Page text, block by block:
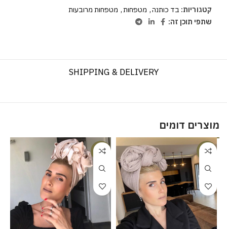
קטגוריות: בד כותנה, מטפחות, מטפחות מרובעות
שתפי תוכן זה:
SHIPPING & DELIVERY
מוצרים דומים
-20%
-20%